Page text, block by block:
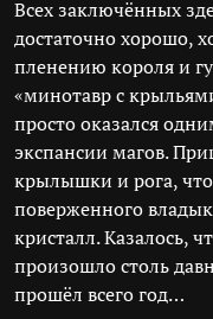
Всех заключённых
достаточно хорошо,
пленению короля и
«минотавр с
просто оказался
экспансии магов.
крылышки и рога,
поверженного
кристалл. Казалось,
произошло столь
прошёл всего год…